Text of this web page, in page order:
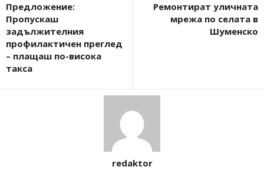
Предложение:
Пропускаш
задължителния
профилактичен преглед
– плащаш по-висока
такса
Ремонтират уличната
мрежа по селата в
Шуменско
redaktor